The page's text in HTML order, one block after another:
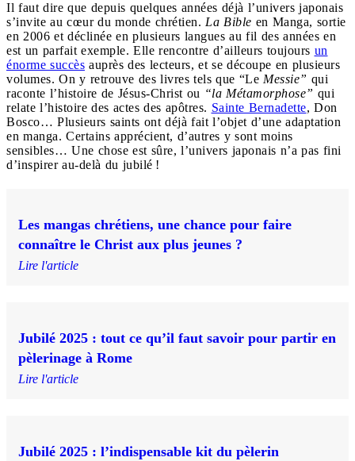
Il faut dire que depuis quelques années déjà l’univers japonais
s’invite au cœur du monde chrétien. La Bible en Manga, sortie
en 2006 et déclinée en plusieurs langues au fil des années en
est un parfait exemple. Elle rencontre d’ailleurs toujours un
énorme succès auprès des lecteurs, et se découpe en plusieurs
volumes. On y retrouve des livres tels que “Le Messie” qui
raconte l’histoire de Jésus-Christ ou “la Métamorphose” qui
relate l’histoire des actes des apôtres. Sainte Bernadette, Don
Bosco… Plusieurs saints ont déjà fait l’objet d’une adaptation
en manga. Certains apprécient, d’autres y sont moins
sensibles… Une chose est sûre, l’univers japonais n’a pas fini
d’inspirer au-delà du jubilé !
Les mangas chrétiens, une chance pour faire
connaître le Christ aux plus jeunes ?
Lire l'article
Jubilé 2025 : tout ce qu’il faut savoir pour partir en
pèlerinage à Rome
Lire l'article
Jubilé 2025 : l’indispensable kit du pèlerin